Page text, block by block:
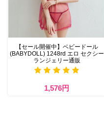
【セール開催中】ベビードール
(BABYDOLL) 1248rd エロ セクシー
ランジェリー通販
1,576円